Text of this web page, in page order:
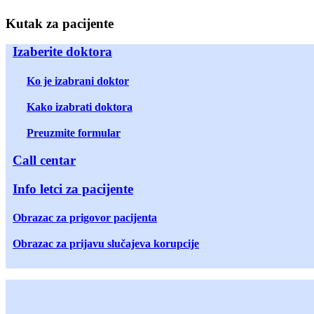
Kutak za pacijente
Izaberite doktora
Ko je izabrani doktor
Kako izabrati doktora
Preuzmite formular
Call centar
Info letci za pacijente
Obrazac za prigovor pacijenta
Obrazac za prijavu slučajeva korupcije